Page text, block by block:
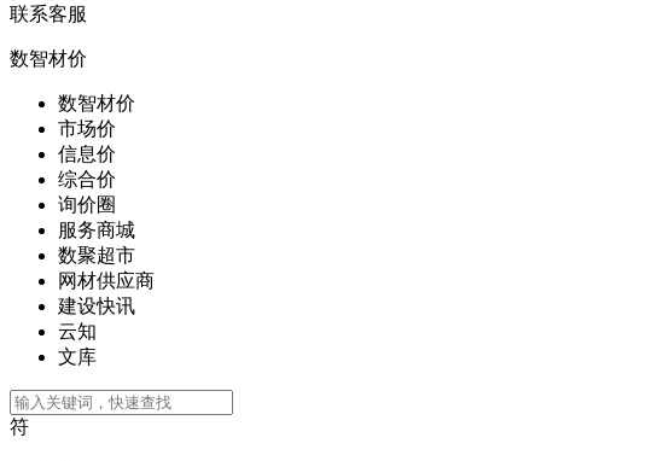
联系客服
数智材价
数智材价
市场价
信息价
综合价
询价圈
服务商城
数聚超市
网材供应商
建设快讯
云知
文库
符